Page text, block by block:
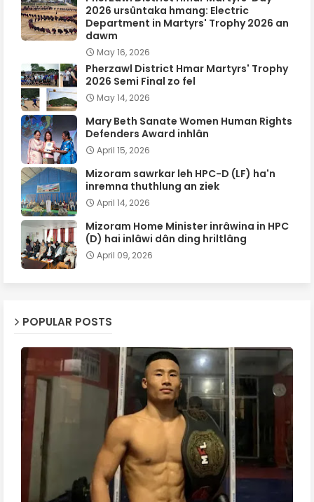
2026 ursûntaka hmang: Electric
Department in Martyrs' Trophy 2026 an
dawm
May 16, 2026
Pherzawl District Hmar Martyrs' Trophy
2026 Semi Final zo fel
May 14, 2026
Mary Beth Sanate Women Human Rights
Defenders Award inhlân
April 15, 2026
Mizoram sawrkar leh HPC-D (LF) ha'n
inremna thuthlung an ziek
April 14, 2026
Mizoram Home Minister inrâwina in HPC
(D) hai inlâwi dân ding hriltlâng
April 09, 2026
POPULAR POSTS